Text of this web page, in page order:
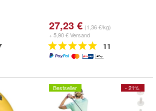
27,23 € (1,36 €/kg)
+ 5,90 € Versand
11
- 21%
Bestseller